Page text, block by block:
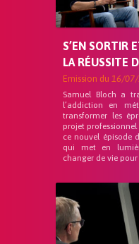
S’EN SORTIR
LA RÉUSSITE
Emission du 16/07/
Samuel Bloch a
l’addiction en
transformer les
projet
ce nouvel épisode
qui met en
changer de vie